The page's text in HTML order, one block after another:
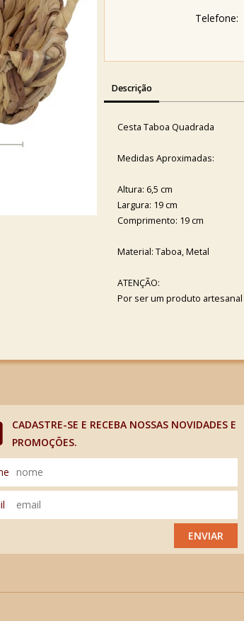
Telefone:
Descrição
Cesta Taboa Quadrada
Medidas Aproximadas:
Altura: 6,5 cm
Largura: 19 cm
Comprimento: 19 cm
Material: Taboa, Metal
ATENÇÃO:
Por ser um produto
CADASTRE-SE E RECEBA NOSSAS NOVIDADES E
PROMOÇÕES.
ENVIAR